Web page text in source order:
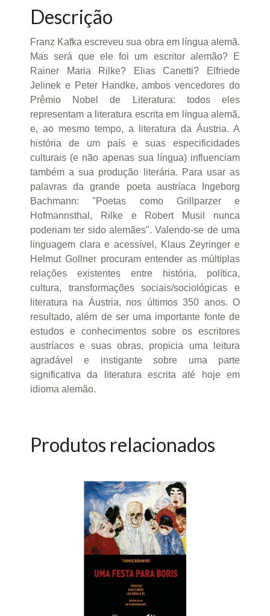
Descrição
Franz Kafka escreveu sua obra em língua alemã.
Mas será que ele foi um escritor alemão? E
Rainer Maria Rilke? Elias Canetti? Elfriede
Jelinek e Peter Handke, ambos vencedores do
Prêmio Nobel de Literatura: todos eles
representam a literatura escrita em língua alemã,
e, ao mesmo tempo, a literatura da Áustria. A
história de um país e suas especificidades
culturais (e não apenas sua língua) influenciam
também a sua produção literária. Para usar as
palavras da grande poeta austríaca Ingeborg
Bachmann: "Poetas como Grillparzer e
Hofmannsthal, Rilke e Robert Musil nunca
poderiam ter sido alemães". Valendo-se de uma
linguagem clara e acessível, Klaus Zeyringer e
Helmut Gollner procuram entender as múltiplas
relações existentes entre história, política,
cultura, transformações sociais/sociológicas e
literatura na Áustria, nos últimos 350 anos. O
resultado, além de ser uma importante fonte de
estudos e conhecimentos sobre os escritores
austríacos e suas obras, propicia uma leitura
agradável e instigante sobre uma parte
significativa da literatura escrita até hoje em
idioma alemão.
Produtos relacionados